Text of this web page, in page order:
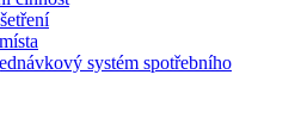
systém spotřebního